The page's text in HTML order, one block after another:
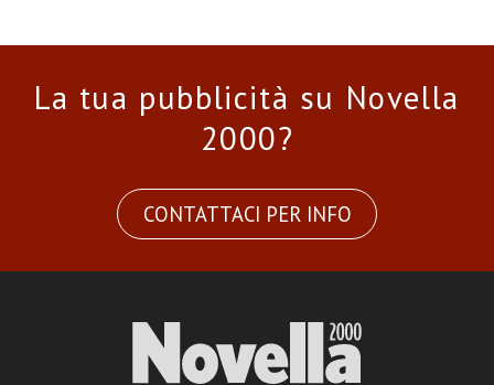
La tua pubblicità su Novella
2000?
CONTATTACI PER INFO